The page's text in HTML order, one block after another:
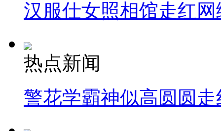
汉服仕女照相馆走红网
热点新闻
警花学霸神似高圆圆走